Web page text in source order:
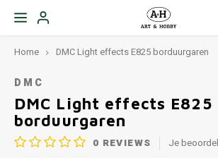
Home DMC Light effects E825 borduurgaren
DMC
DMC Light effects E825
borduurgaren
0 REVIEWS Je